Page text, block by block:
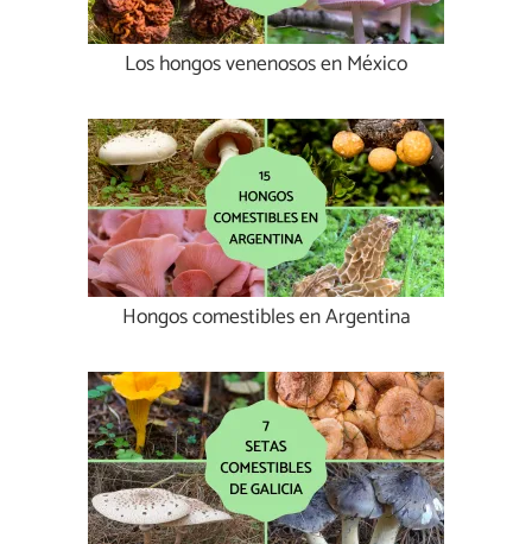
Los hongos venenosos en México
Hongos comestibles en Argentina